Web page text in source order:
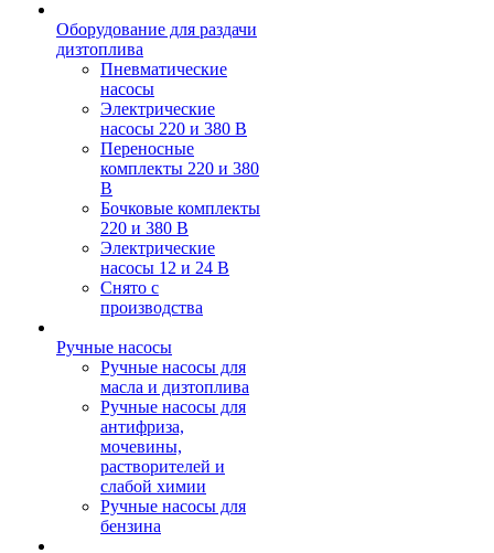
Оборудование для раздачи
дизтоплива
Пневматические
насосы
Электрические
насосы 220 и 380 В
Переносные
комплекты 220 и 380
В
Бочковые комплекты
220 и 380 В
Электрические
насосы 12 и 24 В
Снято с
производства
Ручные насосы
Ручные насосы для
масла и дизтоплива
Ручные насосы для
антифриза,
мочевины,
растворителей и
слабой химии
Ручные насосы для
бензина